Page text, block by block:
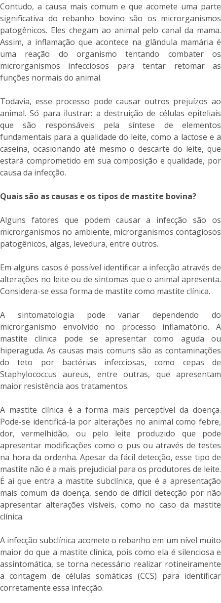
Contudo, a causa mais comum e que acomete uma parte
significativa do rebanho bovino são os microrganismos
patogênicos. Eles chegam ao animal pelo canal da mama.
Assim, a inflamação que acontece na glândula mamária é
uma reação do organismo tentando combater os
microrganismos infecciosos para tentar retomar as
funções normais do animal.
Todavia, esse processo pode causar outros prejuízos ao
animal. Só para ilustrar: a destruição de células epiteliais
que são responsáveis pela síntese de elementos
fundamentais para a qualidade do leite, como a lactose e a
caseína, ocasionando até mesmo o descarte do leite, que
estará comprometido em sua composição e qualidade, por
causa da infecção.
Quais são as causas e os tipos de mastite bovina?
Alguns fatores que podem causar a infecção são os
microrganismos no ambiente, microrganismos contagiosos
patogênicos, algas, levedura, entre outros.
Em alguns casos é possível identificar a infecção através de
alterações no leite ou de sintomas que o animal apresenta.
Considera-se essa forma de mastite como mastite clínica.
A sintomatologia pode variar dependendo do
microrganismo envolvido no processo inflamatório. A
mastite clínica pode se apresentar como aguda ou
hiperaguda. As causas mais comuns são as contaminações
do teto por bactérias infecciosas, como cepas de
Staphylococcus aureus, entre outras, que apresentam
maior resistência aos tratamentos.
A mastite clínica é a forma mais perceptível da doença.
Pode-se identificá-la por alterações no animal como febre,
dor, vermelhidão, ou pelo leite produzido que pode
apresentar modificações como o pus ou através de testes
na hora da ordenha. Apesar da fácil detecção, esse tipo de
mastite não é a mais prejudicial para os produtores de leite.
É aí que entra a mastite subclínica, que é a apresentação
mais comum da doença, sendo de difícil detecção por não
apresentar alterações visíveis, como no caso da mastite
clínica.
A infecção subclínica acomete o rebanho em um nível muito
maior do que a mastite clínica, pois como ela é silenciosa e
assintomática, se torna necessário realizar rotineiramente
a contagem de células somáticas (CCS) para identificar
corretamente essa infecção.